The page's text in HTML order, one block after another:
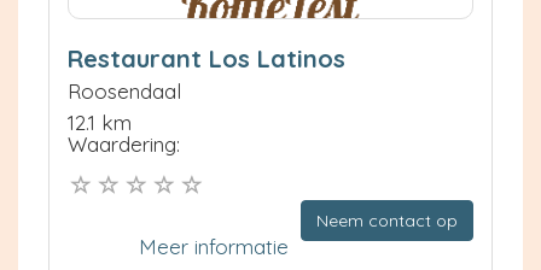
Restaurant Los Latinos
Roosendaal
12.1 km
Waardering:
Neem contact op
Meer informatie